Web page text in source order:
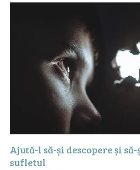
Ajută-l să-și descopere și
sufletul